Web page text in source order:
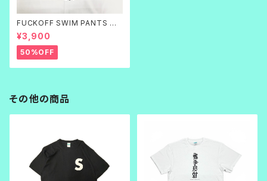
FUCKOFF SWIM PANTS 黒
刺繍
¥3,900
50%OFF
その他の商品